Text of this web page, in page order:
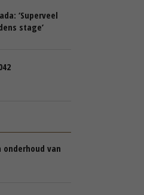
‘Superveel
stage’
onderhoud van